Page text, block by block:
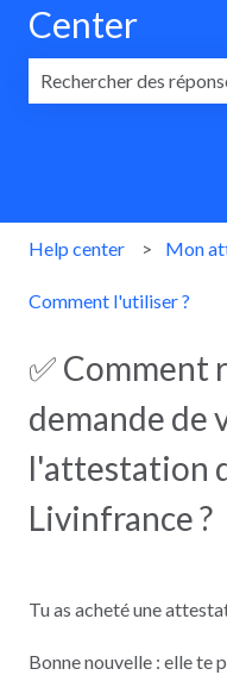
Center
Help center Mon
Comment l'utiliser ?
✅ Comment
demande de
l'attestation
Livinfrance ?
Tu as acheté une
Bonne nouvelle : elle te